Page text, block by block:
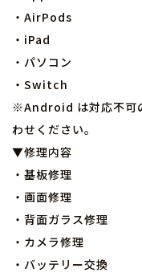
・AirPods
・iPad
・パソコン
・Switch
※Android は対応不可
わせください。
▼修理内容
・基板修理
・画面修理
・背面ガラス修理
・カメラ修理
・バッテリー交換